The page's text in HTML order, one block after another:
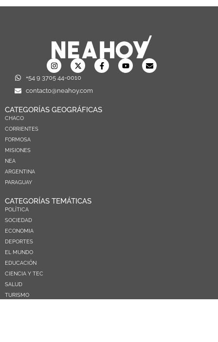
+54 9 3705 44-0010
contacto@neahoy.com
CATEGORÍAS GEOGRÁFICAS
CHACO
CORRIENTES
FORMOSA
MISIONES
NEA
ARGENTINA
PARAGUAY
CATEGORÍAS TEMÁTICAS
POLÍTICA
SOCIEDAD
ECONOMIA
DEPORTES
EL MUNDO
EDUCACIÓN
CIENCIA Y TEC
SALUD
TURISMO